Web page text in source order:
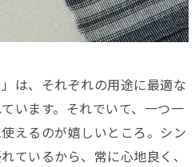
は、それぞれの用途に最適な
います。それでいて、一つ一
えるのが嬉しいところ。シン
ているから、常に心地良く、